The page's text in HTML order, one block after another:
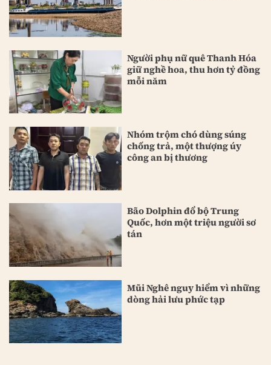
Người phụ nữ quê Thanh Hóa
giữ nghề hoa, thu hơn tỷ đồng
mỗi năm
Nhóm trộm chó dùng súng
chống trả, một thượng úy
công an bị thương
Bão Dolphin đổ bộ Trung
Quốc, hơn một triệu người sơ
tán
Mũi Nghê nguy hiểm vì những
dòng hải lưu phức tạp